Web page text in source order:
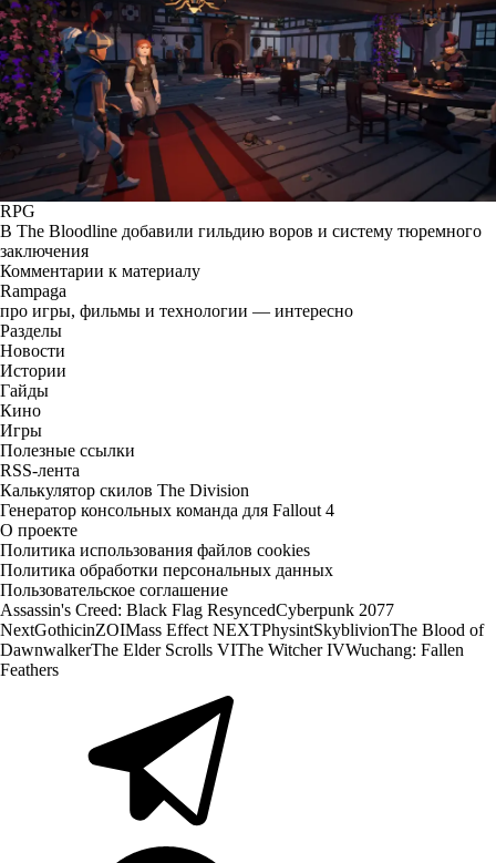
RPG
В The Bloodline добавили гильдию воров и систему тюремного
заключения
Комментарии к материалу
Rampaga
про игры, фильмы и технологии — интересно
Разделы
Новости
Истории
Гайды
Кино
Игры
Полезные ссылки
RSS-лента
Калькулятор скилов The Division
Генератор консольных команда для Fallout 4
О проекте
Политика использования файлов cookies
Политика обработки персональных данных
Пользовательское соглашение
Assassin's Creed: Black Flag ResyncedCyberpunk 2077
NextGothicinZOIMass Effect NEXTPhysintSkyblivionThe Blood of
DawnwalkerThe Elder Scrolls VIThe Witcher IVWuchang: Fallen
Feathers